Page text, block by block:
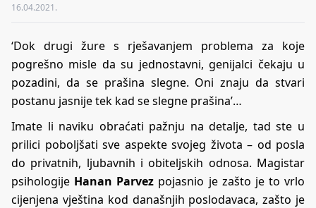
16.04.2021.
‘Dok drugi žure s rješavanjem problema za koje
pogrešno misle da su jednostavni, genijalci čekaju u
pozadini, da se prašina slegne. Oni znaju da stvari
postanu jasnije tek kad se slegne prašina’…
Imate li naviku obraćati pažnju na detalje, tad ste u
prilici poboljšati sve aspekte svojeg života – od posla
do privatnih, ljubavnih i obiteljskih odnosa. Magistar
psihologije Hanan Parvez pojasnio je zašto je to vrlo
cijenjena vještina kod današnjih poslodavaca, zašto je